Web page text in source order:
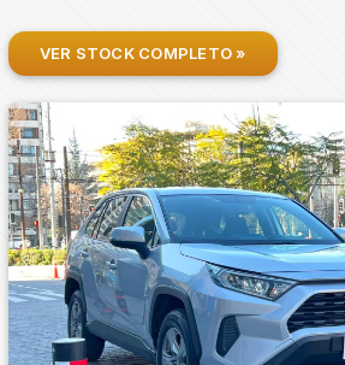
VER STOCK COMPLETO »